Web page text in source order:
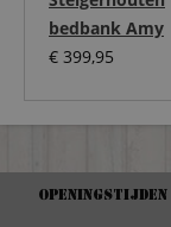
bedbank Amy
€ 399,95
Openingstijden